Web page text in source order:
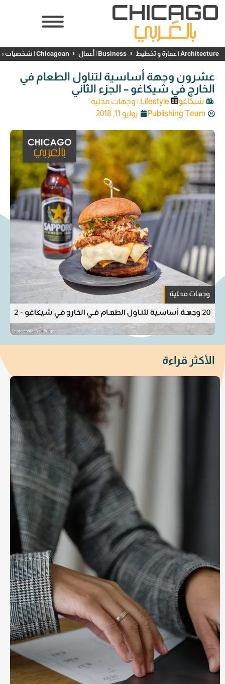
Architecture | عمارة و تخطيط Business | أعمال Chicagoan | شخصيات محلية
عشرون وجهة أساسية لتناول الطعام في
الخارج في شيكاغو – الجزء الثاني
شيكاغو
Lifestyle | وجهات محلية
Publishing Team
يوليو 11, 2018
الأكثر قراءة